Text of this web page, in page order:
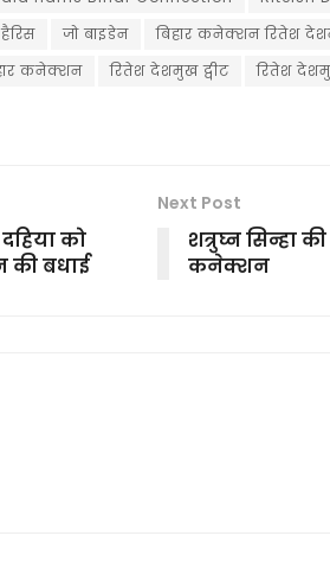
जो बाइडेन
बिहार कनेक्शन रितेश
कनेक्शन
रितेश देशमुख ट्वीट
रितेश
को
की बधाई
Next Post
शत्रुघ्न सिन्हा
कनेक्शन